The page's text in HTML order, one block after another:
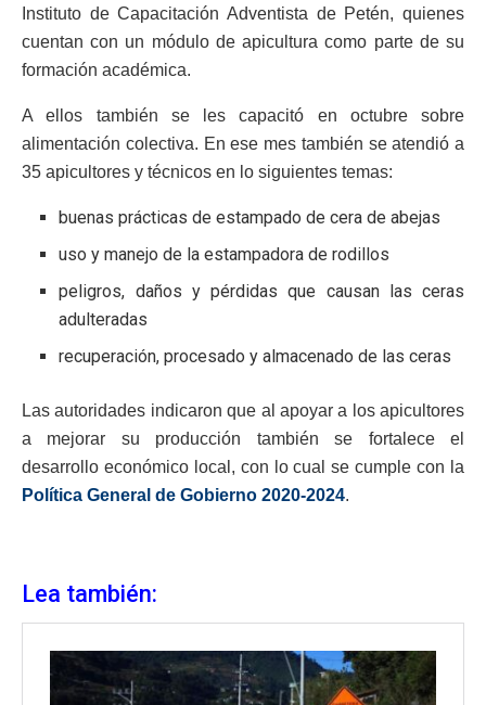
Instituto de Capacitación Adventista de Petén, quienes
cuentan con un módulo de apicultura como parte de su
formación académica.
A ellos también se les capacitó en octubre sobre
alimentación colectiva. En ese mes también se atendió a
35 apicultores y técnicos en lo siguientes temas:
buenas prácticas de estampado de cera de abejas
uso y manejo de la estampadora de rodillos
peligros, daños y pérdidas que causan las ceras
adulteradas
recuperación, procesado y almacenado de las ceras
Las autoridades indicaron que al apoyar a los apicultores
a mejorar su producción también se fortalece el
desarrollo económico local, con lo cual se cumple con la
Política General de Gobierno 2020-2024.
Lea también: